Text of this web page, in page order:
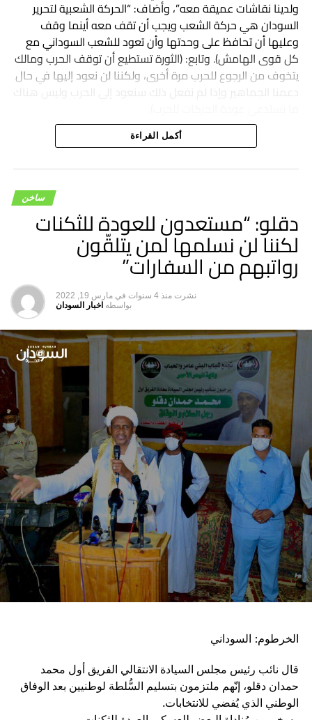
ولدينا نقاشات عميقة معه”، وأضاف: “الحركة الشعبية لتحرير
السودان هي حركة الشعب ويجب أن تقف معه أينما وقف
وعليها أن تحافظ على وحدتها وأن تعود للشعب السوداني مع
كل قوى الهامش). وتابع: (الثورة تستطيع أن توقف الحرب ومالك
يتخوف من الرجوع للحرب مرة أخرى، ولكننا لن نعود إليها في حال
دعمنا الجماهير وإذا لم نفعل ذلك سنعود إلى الحرب وليس هناك
أكمل القراءة
ساخن
دقلو: “مستعدون للعودة للثكنات
لكننا لن نسلمها لمن يتلقّون
رواتبهم من السفارات”
نشرت منذ 4 سنوات في مارس 19, 2022
بواسطه اخبار السودان
الخرطوم: السوداني
قال نائب رئيس مجلس السيادة الانتقالي الفريق أول محمد
حمدان دقلو، إنّهم ملتزمون بتسليم السُّلطة لوطنيين بعد الوفاق
الوطني الذي يُفضي للانتخابات.